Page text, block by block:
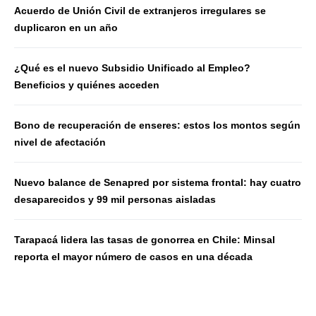
Acuerdo de Unión Civil de extranjeros irregulares se
duplicaron en un año
¿Qué es el nuevo Subsidio Unificado al Empleo?
Beneficios y quiénes acceden
Bono de recuperación de enseres: estos los montos según
nivel de afectación
Nuevo balance de Senapred por sistema frontal: hay cuatro
desaparecidos y 99 mil personas aisladas
Tarapacá lidera las tasas de gonorrea en Chile: Minsal
reporta el mayor número de casos en una década